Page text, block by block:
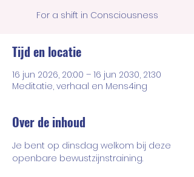
For a shift in Consciousness
Tijd en locatie
16 jun 2026, 20:00 – 16 jun 2030, 21:30
Meditatie, verhaal en Mens4ing
Over de inhoud
Je bent op dinsdag welkom bij deze
openbare bewustzijnstraining.